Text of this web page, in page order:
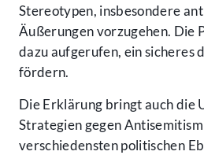
Stereotypen, insbesondere
Äußerungen vorzugehen. Die
dazu aufgerufen, ein sicheres
fördern.
Die Erklärung bringt auch die
Strategien gegen
verschiedensten politischen